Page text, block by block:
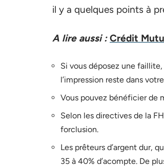
il y a quelques points à
A lire aussi : Crédit
Si vous déposez une
l’impression reste dans
Vous pouvez bénéficier de
Selon les directives de la
forclusion.
Les prêteurs d’argent dur,
35 à 40% d’acompte. De